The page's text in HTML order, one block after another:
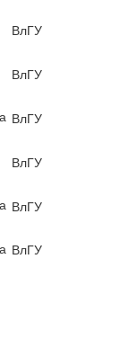
ВлГУ
ВлГУ
ВлГУ
ВлГУ
ВлГУ
ВлГУ